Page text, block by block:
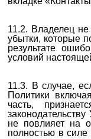
11.2. Владелец не
убытки, которые
результате
условий
11.3. В случае,
Политики
часть,
не повлияет на
полностью в